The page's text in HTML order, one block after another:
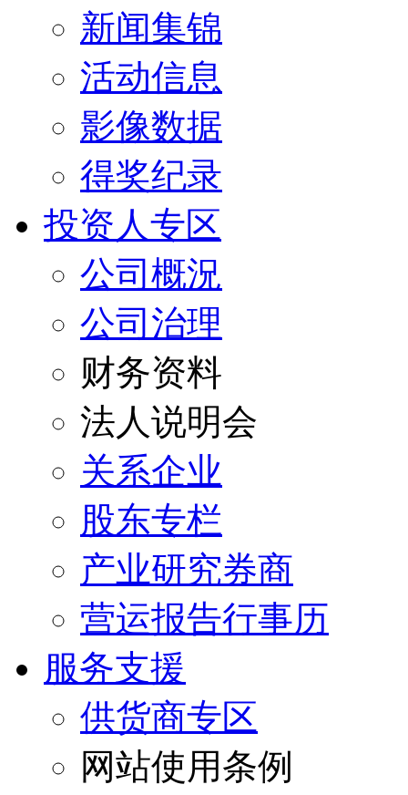
新闻集锦
活动信息
影像数据
得奖纪录
投资人专区
公司概況
公司治理
财务资料
法人说明会
关系企业
股东专栏
产业研究券商
营运报告行事历
服务支援
供货商专区
网站使用条例